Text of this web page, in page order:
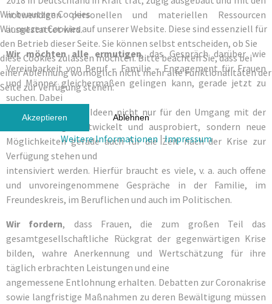
notwendigen personellen und materiellen Ressourcen
ausgestattet wird.
Wir möchten alle ermutigen, das Gespräch darüber wie
Vereinbarkeit von Beruf – Familie – Engagement für Frauen
und Männer gleichermaßen gelingen kann, gerade jetzt zu
suchen. Dabei
können und sollen Ideen nicht nur für den Umgang mit der
aktuellen Lage entwickelt und ausprobiert, sondern neue
Möglichkeiten gerade auch für die Zeit nach der Krise zur
Verfügung stehen und
intensiviert werden. Hierfür braucht es viele, v. a. auch offene
und unvoreingenommene Gespräche in der Familie, im
Freundeskreis, im Beruflichen und auch im Politischen.
Wir fordern, dass Frauen, die zum großen Teil das
gesamtgesellschaftliche Rückgrat der gegenwärtigen Krise
bilden, wahre Anerkennung und Wertschätzung für ihre
täglich erbrachten Leistungen und eine
angemessene Entlohnung erhalten. Debatten zur Coronakrise
sowie langfristige Maßnahmen zu deren Bewältigung müssen
Wir benutzen Cookies
Wir nutzen Cookies auf unserer Website. Diese sind essenziell für
den Betrieb dieser Seite. Sie können selbst entscheiden, ob Sie
diese Cookies zulassen möchten. Bitte beachten Sie, dass bei
einer Ablehnung womöglich nicht mehr alle Funktionalitäten der
Seite zur Verfügung stehen.
Akzeptieren Ablehnen
Weitere Informationen |Impressum